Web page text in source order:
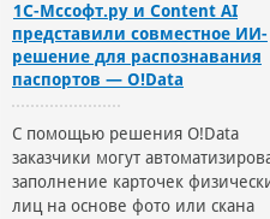
1С-Мссофт.ру и Content AI
представили совместное ИИ-
решение для распознавания
паспортов — O!Data
С помощью решения O!Data
заказчики могут
заполнение карточек
лиц на основе фото или скана